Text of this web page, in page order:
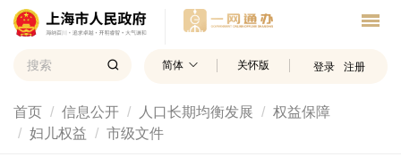
简体 关怀版 登录 注册
首页 信息公开 人口长期均衡发展
权益保障
妇儿权益
市级文件